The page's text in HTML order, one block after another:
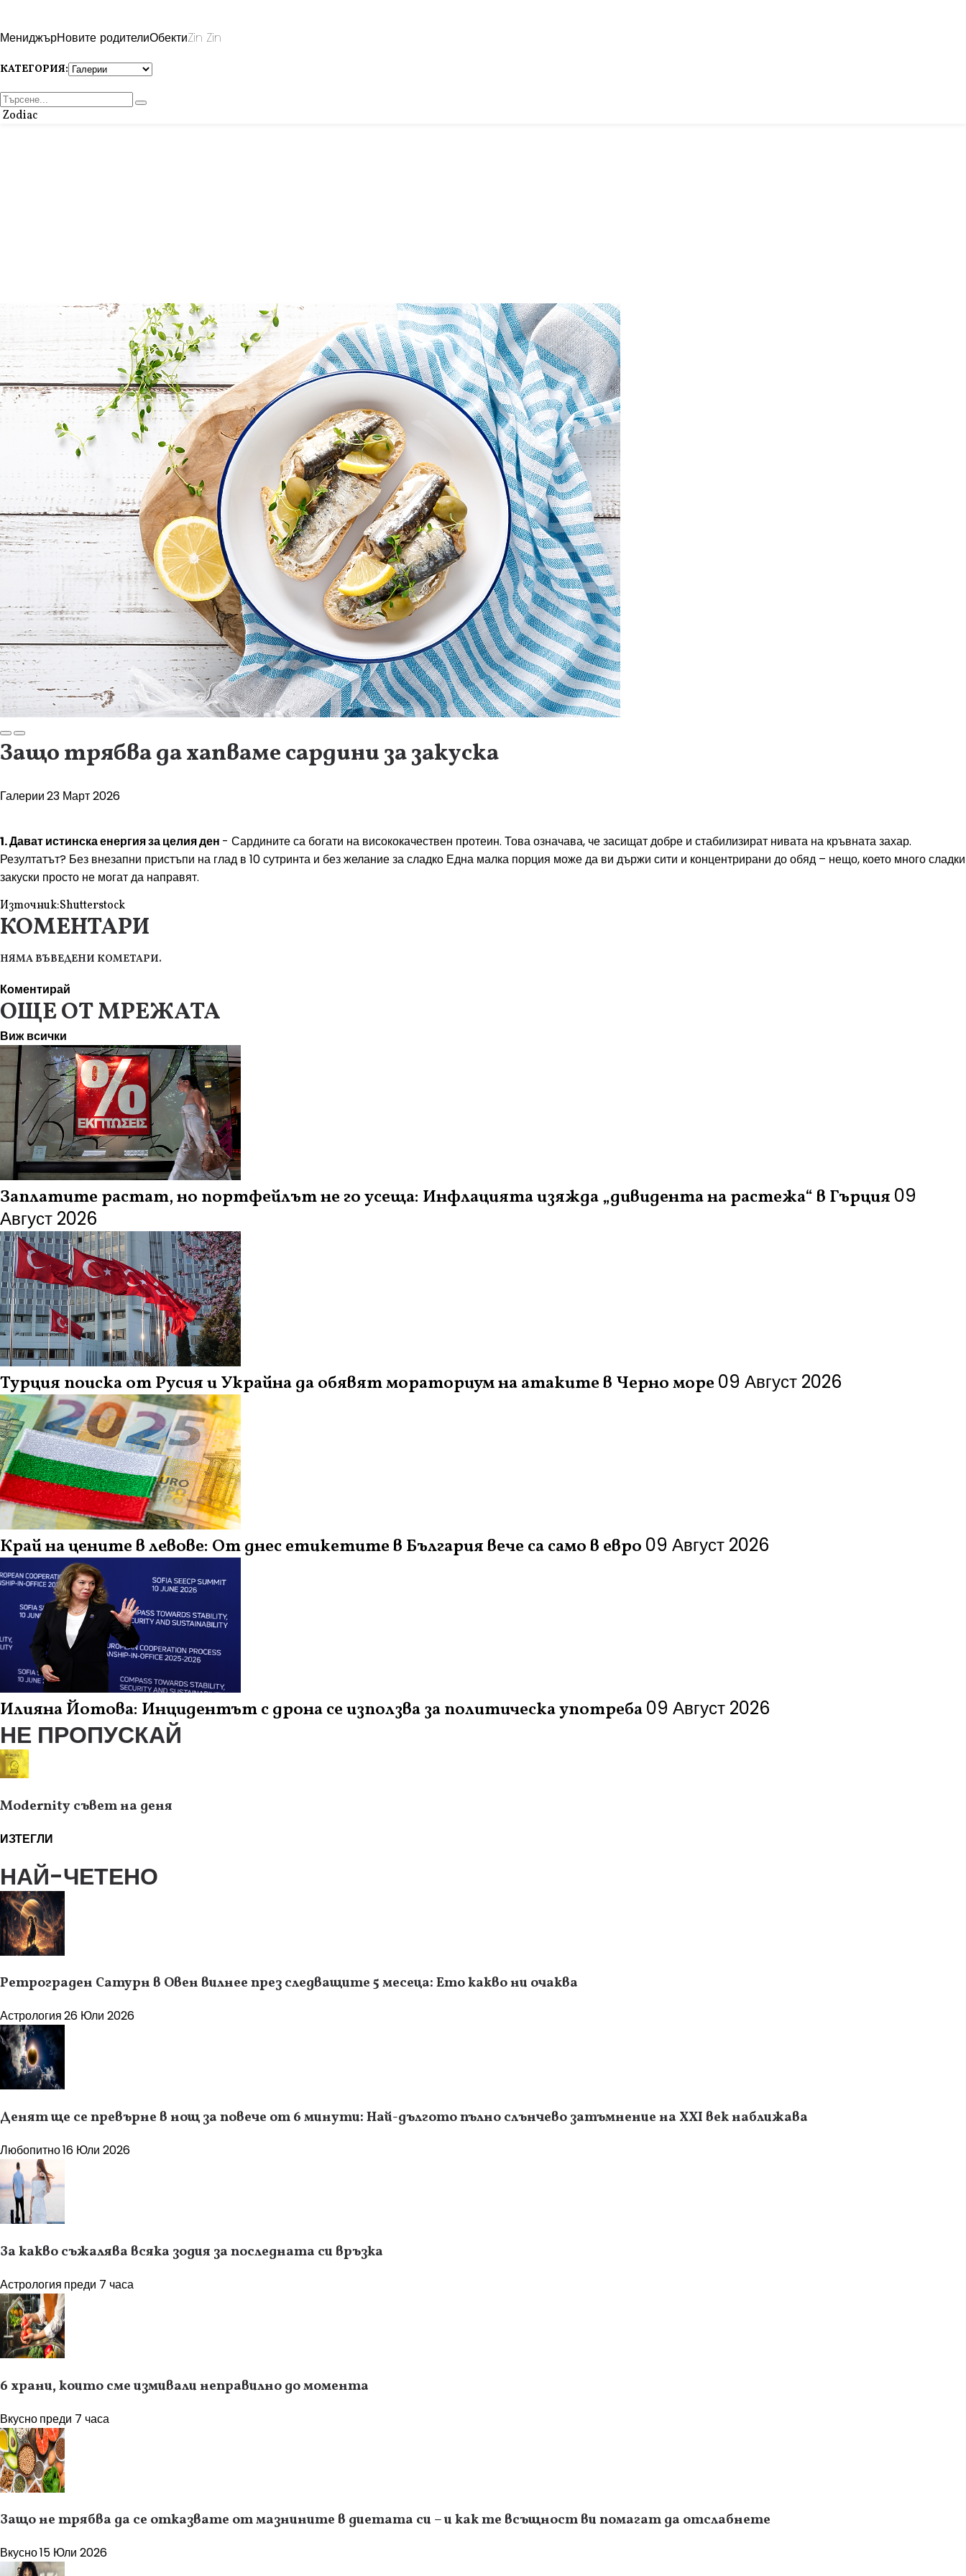
МениджърНовите родителиОбектиZin Zin
КАТЕГОРИЯ:
Zodiac
Защо трябва да хапваме сардини за закуска
Галерии23 Март 2026
1. Дават истинска енергия за целия ден - Сардините са богати на висококачествен протеин. Това означава, че засищат добре и стабилизират нивата на кръвната захар.
Резултатът? Без внезапни пристъпи на глад в 10 сутринта и без желание за сладко Една малка порция може да ви държи сити и концентрирани до обяд – нещо, което много сладки
закуски просто не могат да направят.
Източник:Shutterstock
КОМЕНТАРИ
НЯМА ВЪВЕДЕНИ КОМЕТАРИ.
Коментирай
ОЩЕ ОТ МРЕЖАТА
Виж всички
Заплатите растат, но портфейлът не го усеща: Инфлацията изяжда „дивидента на растежа“ в Гърция 09
Август 2026
Турция поиска от Русия и Украйна да обявят мораториум на атаките в Черно море 09 Август 2026
Край на цените в левове: От днес етикетите в България вече са само в евро 09 Август 2026
Илияна Йотова: Инцидентът с дрона се използва за политическа употреба09 Август 2026
НЕ ПРОПУСКАЙ
Modernity съвет на деня
ИЗТЕГЛИ
НАЙ-ЧЕТЕНО
Ретрограден Сатурн в Овен вилнее през следващите 5 месеца: Ето какво ни очаква
Астрология26 Юли 2026
Денят ще се превърне в нощ за повече от 6 минути: Най-дългото пълно слънчево затъмнение на XXI век наближава
Любопитно16 Юли 2026
За какво съжалява всяка зодия за последната си връзка
Астрология преди 7 часа
6 храни, които сме измивали неправилно до момента
Вкуснопреди 7 часа
Защо не трябва да се отказвате от мазнините в диетата си – и как те всъщност ви помагат да отслабнете
Вкусно15 Юли 2026